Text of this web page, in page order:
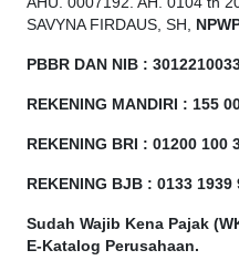
SAVYNA FIRDAUS, SH,
NPW
PBBR DAN NIB :
REKENING MANDIRI : 155
REKENING BRI : 01200 100
REKENING BJB : 0133 1939
Sudah Wajib Kena Pajak
E-Katalog Perusahaan.